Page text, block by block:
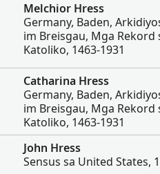
Melchior Hress
Germany, Baden,
im Breisgau, Mga Rekord
Katoliko, 1463-1931
Catharina Hress
Germany, Baden,
im Breisgau, Mga Rekord
Katoliko, 1463-1931
John Hress
Sensus sa United States,